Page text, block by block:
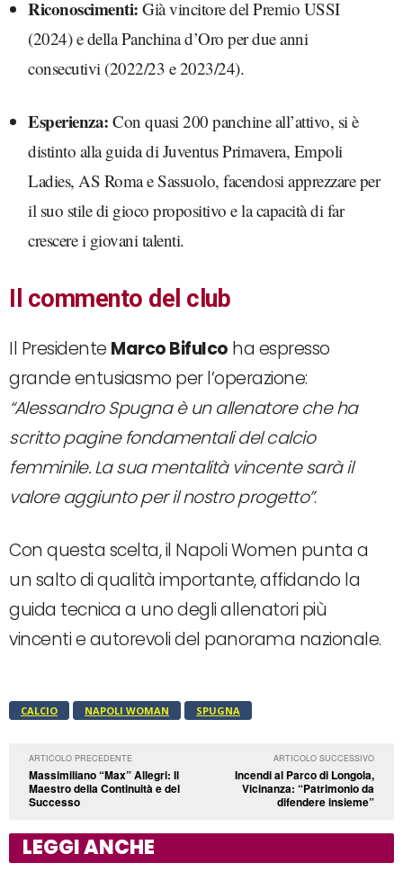
Riconoscimenti: Già vincitore del Premio USSI
(2024) e della Panchina d’Oro per due anni
consecutivi (2022/23 e 2023/24).
Esperienza: Con quasi 200 panchine all’attivo, si è
distinto alla guida di Juventus Primavera, Empoli
Ladies, AS Roma e Sassuolo, facendosi apprezzare per
il suo stile di gioco propositivo e la capacità di far
crescere i giovani talenti.
Il commento del club
Il Presidente Marco Bifulco ha espresso
grande entusiasmo per l’operazione:
“Alessandro Spugna è un allenatore che ha
scritto pagine fondamentali del calcio
femminile. La sua mentalità vincente sarà il
valore aggiunto per il nostro progetto”.
Con questa scelta, il Napoli Women punta a
un salto di qualità importante, affidando la
guida tecnica a uno degli allenatori più
vincenti e autorevoli del panorama nazionale.
CALCIO NAPOLI WOMAN SPUGNA
ARTICOLO PRECEDENTE
Massimiliano “Max” Allegri: Il
Maestro della Continuità e del
Successo
ARTICOLO SUCCESSIVO
Incendi al Parco di Longola,
Vicinanza: “Patrimonio da
difendere insieme”
LEGGI ANCHE